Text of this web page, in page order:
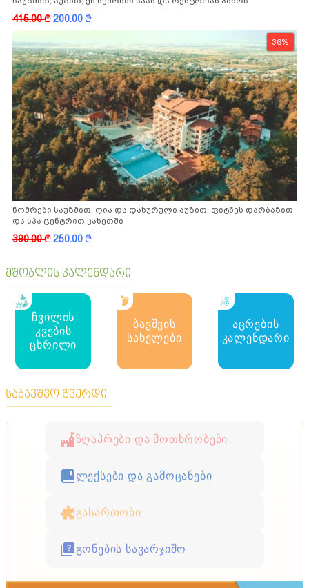
ფასდაკლებით
415.00k200.00k
36%
ნომრები საუზმით, ღია და დახურული აუზით, ფიტნეს დარბაზით
და სპა ცენტრით კახეთში
390.00k250.00k
მშობლის კალენდარი
ჩვილის
კვების
ცხრილი
ბავშვის
სახელები
აცრების
კალენდარი
საბავშვო გვერდი
ზღაპრები და მოთხრობები
ლექსები და გამოცანები
გასართობი
გონების სავარჯიშო